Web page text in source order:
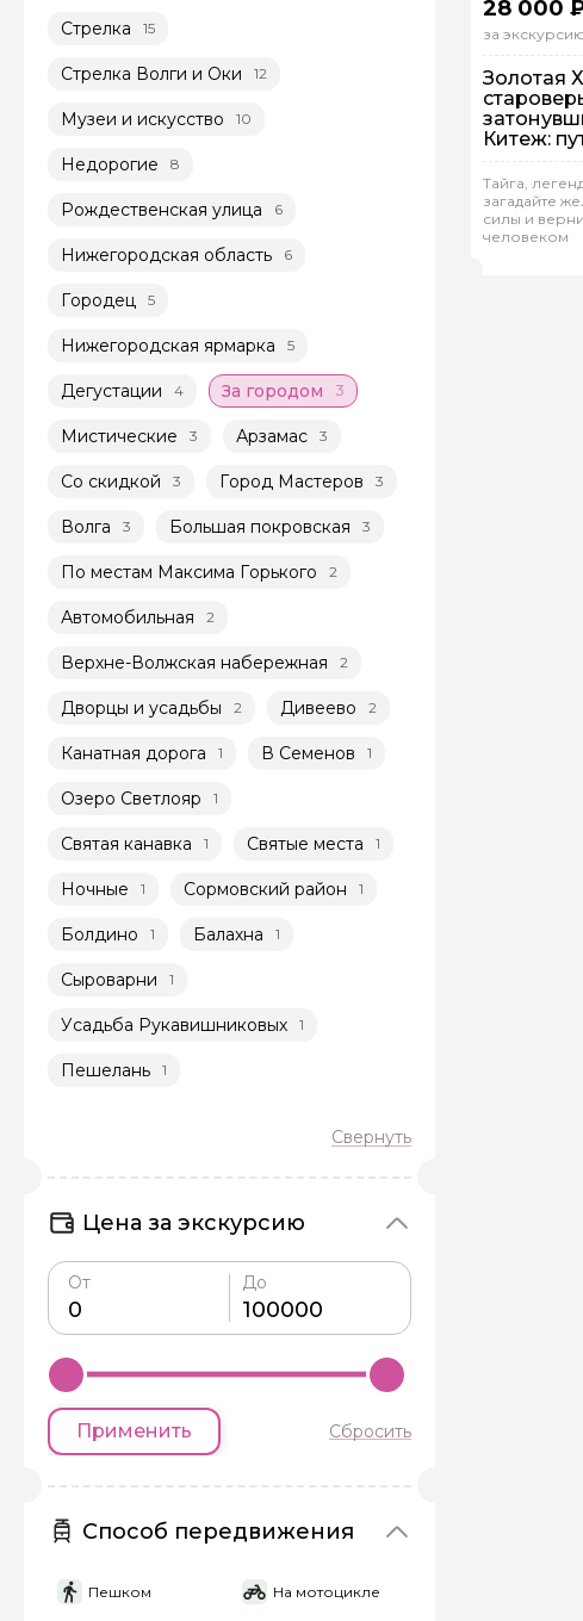
Стрелка 15
Стрелка Волги и Оки 12
Музеи и искусство 10
Недорогие 8
Рождественская улица 6
Нижегородская область 6
Городец 5
Нижегородская ярмарка 5
Дегустации 4 За городом 3
Мистические 3 Арзамас 3
Со скидкой 3 Город Мастеров 3
Волга 3 Большая покровская 3
По местам Максима Горького 2
Автомобильная 2
Верхне-Волжская набережная 2
Дворцы и усадьбы 2 Дивеево 2
Канатная дорога 1 В Семенов 1
Озеро Светлояр 1
Святая канавка 1 Святые места 1
Ночные 1 Сормовский район 1
Болдино 1 Балахна 1
Сыроварни 1
Усадьба Рукавишниковых 1
Пешелань 1
Цена за экскурсию
От До
Применить Сбросить
Способ передвижения
Пешком На мотоцикле
28 000
за
Золотая
Китеж:
озеру
Нижнего
Тайга,
загадайте
силы и
человеком
На машине
Задайте свой
Вопросы и
персональных данных